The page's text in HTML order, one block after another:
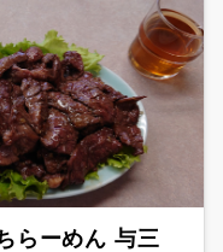
らーめん 与三